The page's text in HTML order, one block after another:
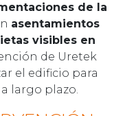
de la
asentamientos
visibles en
de Uretek
el edificio para
largo plazo.